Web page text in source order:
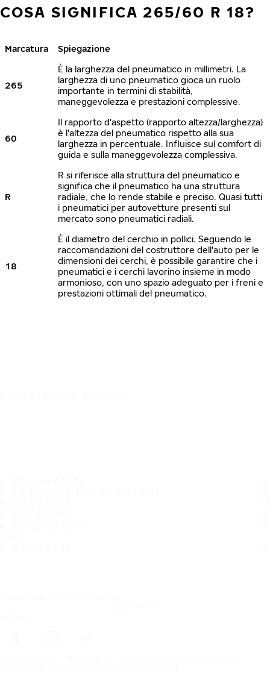
COSA SIGNIFICA 265/60 R 18?
Marcatura Spiegazione
265
È la larghezza del pneumatico in millimetri. La
larghezza di uno pneumatico gioca un ruolo
importante in termini di stabilità,
maneggevolezza e prestazioni complessive.
60
Il rapporto d'aspetto (rapporto altezza/larghezza)
è l'altezza del pneumatico rispetto alla sua
larghezza in percentuale. Influisce sul comfort di
guida e sulla maneggevolezza complessiva.
R
R si riferisce alla struttura del pneumatico e
significa che il pneumatico ha una struttura
radiale, che lo rende stabile e preciso. Quasi tutti
i pneumatici per autovetture presenti sul
mercato sono pneumatici radiali.
18
È il diametro del cerchio in pollici. Seguendo le
raccomandazioni del costruttore dell'auto per le
dimensioni dei cerchi, è possibile garantire che i
pneumatici e i cerchi lavorino insieme in modo
armonioso, con uno spazio adeguato per i freni e
prestazioni ottimali del pneumatico.